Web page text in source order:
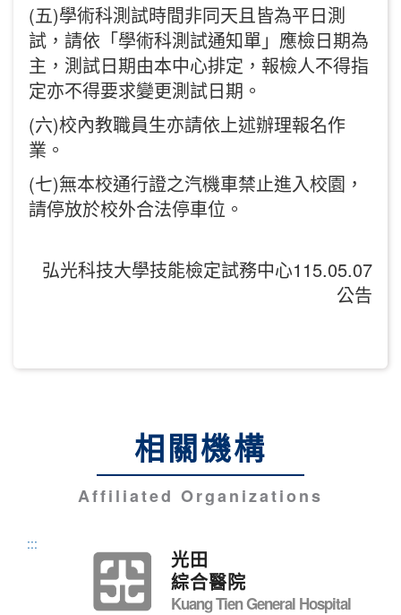
(五)學術科測試時間非同天且皆為平日測
試，請依「學術科測試通知單」應檢日期為
主，測試日期由本中心排定，報檢人不得指
定亦不得要求變更測試日期。
(六)校內教職員生亦請依上述辦理報名作
業。
(七)無本校通行證之汽機車禁止進入校園，
請停放於校外合法停車位。
弘光科技大學技能檢定試務中心115.05.07
公告
相關機構
Affiliated Organizations
:::
光田
綜合醫院
Kuang Tien General Hospital